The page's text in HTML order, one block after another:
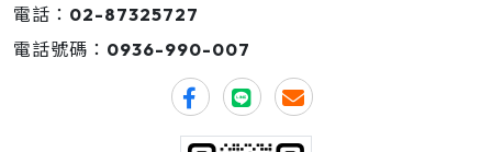
電話： 02-87325727
電話號碼： 0936-990-007